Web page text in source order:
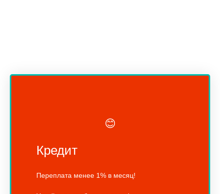
😊
Кредит
Переплата менее 1% в месяц!